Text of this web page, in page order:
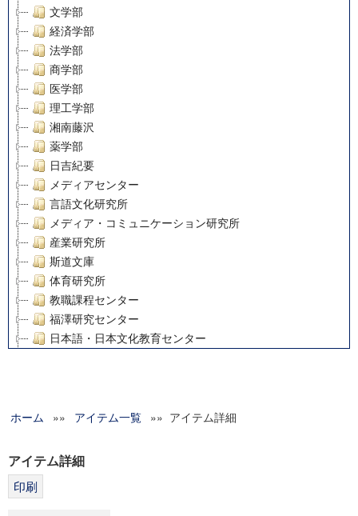
文学部
経済学部
法学部
商学部
医学部
理工学部
湘南藤沢
薬学部
日吉紀要
メディアセンター
言語文化研究所
メディア・コミュニケーション研究所
産業研究所
斯道文庫
体育研究所
教職課程センター
福澤研究センター
日本語・日本文化教育センター
グローバルリサーチインスティテュート
科学研究費補助金研究成果報告書
ホーム »» アイテム一覧 »» アイテム詳細
アイテム詳細